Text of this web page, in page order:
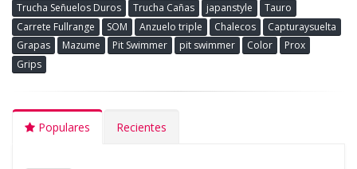
Trucha Señuelos Duros
Trucha Cañas japanstyle
Tauro
Carrete Fullrange
SOM Anzuelo triple Chalecos
Capturaysuelta
Grapas
Mazume Pit Swimmer pit swimmer Color
Prox
Grips
Populares Recientes